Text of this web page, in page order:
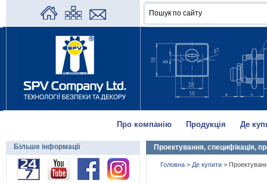
Про компанію Продукція Де
Проектування, специфікація,
Головна > Де купити >
Більше інформації